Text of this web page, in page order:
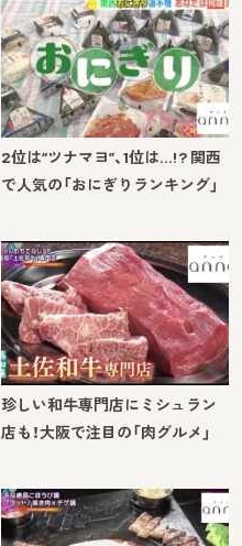
2位は“ツナマヨ”、1位は…!? 関西
で人気の「おにぎりランキング」
珍しい和牛専門店にミシュラン
店も！大阪で注目の「肉グルメ」